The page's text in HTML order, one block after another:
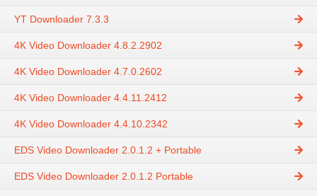
YT Downloader 7.3.3
4K Video Downloader 4.8.2.2902
4K Video Downloader 4.7.0.2602
4K Video Downloader 4.4.11.2412
4K Video Downloader 4.4.10.2342
EDS Video Downloader 2.0.1.2 + Portable
EDS Video Downloader 2.0.1.2 Portable